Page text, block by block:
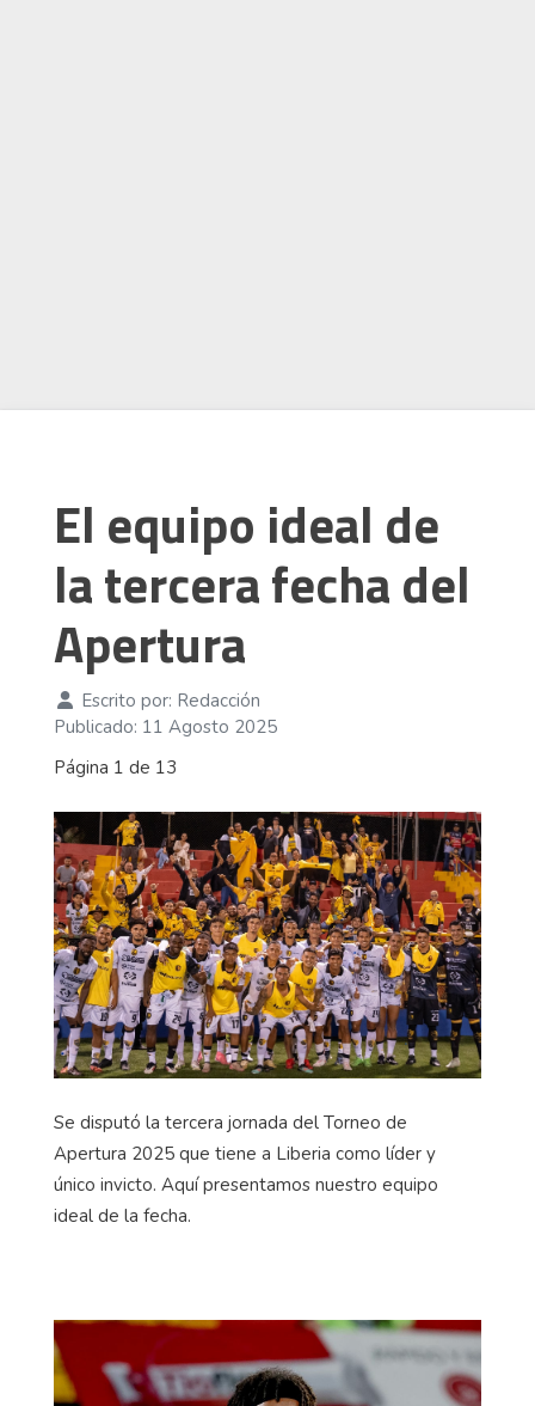
El equipo ideal de
la tercera fecha del
Apertura
Escrito por: Redacción
Publicado: 11 Agosto 2025
Página 1 de 13
Se disputó la tercera jornada del Torneo de
Apertura 2025 que tiene a Liberia como líder y
único invicto. Aquí presentamos nuestro equipo
ideal de la fecha.